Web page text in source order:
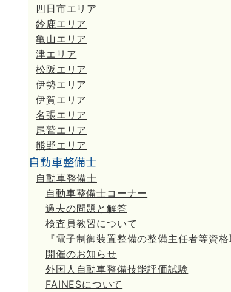
四日市エリア
鈴鹿エリア
亀山エリア
津エリア
松阪エリア
伊勢エリア
伊賀エリア
名張エリア
尾鷲エリア
熊野エリア
自動車整備士
自動車整備士
自動車整備士コーナー
過去の問題と解答
検査員教習について
『電子制御装置整備の整備主任者等資
開催のお知らせ
外国人自動車整備技能評価試験
FAINESについて